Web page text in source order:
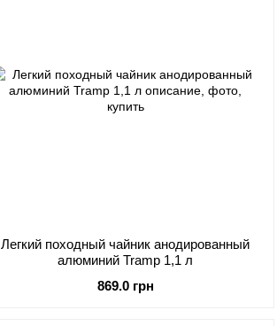
Легкий походный чайник анодированный
алюминий Tramp 1,1 л
869.0 грн